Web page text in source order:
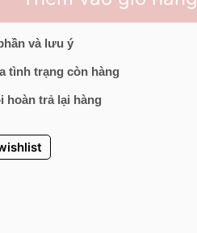
và lưu ý
tình trạng còn hàng
hoàn trả lại hàng